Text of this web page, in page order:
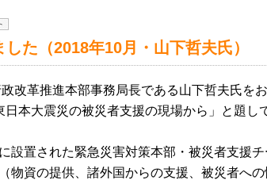
た（2018年10月・山下哲夫氏）
改革推進本部事務局長である山下哲夫氏を
本大震災の被災者支援の現場から」と題し
設置された緊急災害対策本部・被災者支援チ
物資の提供、諸外国からの支援、被災者へ